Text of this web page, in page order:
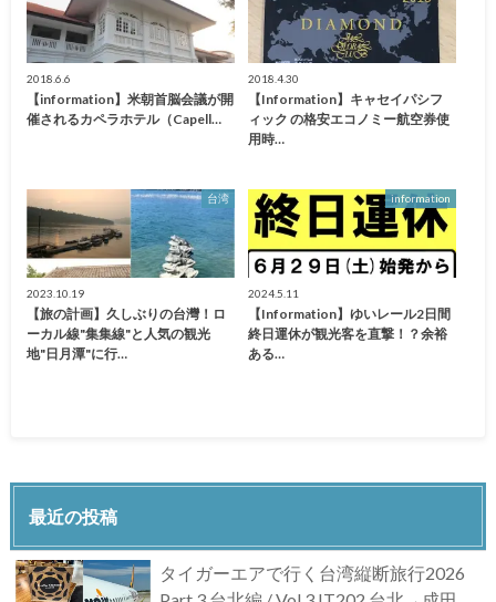
2018.6.6
【information】米朝首脳会議が開
催されるカペラホテル（Capell…
2018.4.30
【Information】キャセイパシフ
ィック の格安エコノミー航空券使
用時…
台湾
2023.10.19
【旅の計画】久しぶりの台灣！ロ
ーカル線"集集線"と人気の観光
地"日月潭"に行…
information
2024.5.11
【Information】ゆいレール2日間
終日運休が観光客を直撃！？余裕
ある…
最近の投稿
タイガーエアで行く台湾縦断旅行2026